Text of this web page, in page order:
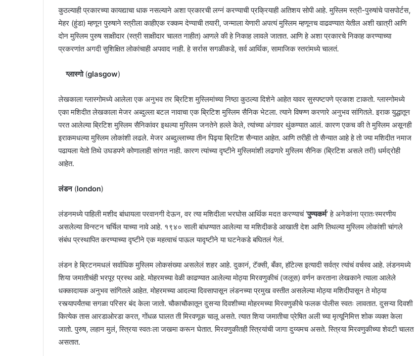
कुठल्याही प्रकारच्या कायद्याचा धाक नसल्याने अशा प्रकारची लग्नं करण्याची प्रक्रियाही अतिशय सोपी आहे. मुस्लिम स्त्री-पुरुषांचे पासपोर्टस,
मेहर (हुंडा) म्हणून पुरुषाने स्त्रीला काहीएक रक्कम देण्याची तयारी, जन्माला येणारी अपत्यं मुस्लिम म्हणूनच वाढवण्यात येतील अशी खात्री आणि
दोन मुस्लिम पुरुष साक्षीदार (स्त्री साक्षीदार चालत नाहीत) आणले की हे निकाह लावले जातात. आणि हे अशा प्रकारचे निकाह करण्याच्या
प्रकरणांत अगदी सुशिक्षित लोकांचाही अपवाद नाही. हे सर्रास सगळीकडे, सर्व आर्थिक, सामाजिक स्तरांमध्ये चालतं.
ग्लास्गो(glasgow)
लेखकाला ग्लास्गोमध्ये आलेला एक अनुभव तर ब्रिटिश मुस्लिमांच्या निष्ठा कुठल्या दिशेने आहेत यावर सुस्पष्टपणे प्रकाश टाकतो. ग्लास्गोमध्ये
एका मशिदीत लेखकाला मेजर अब्दुल्ला बटल नावाचा एक ब्रिटिश मुस्लिम सैनिक भेटला. त्याने विषण्ण करणारे अनुभव सांगितले. इराक युद्धातून
परत आलेल्या ब्रिटिश मुस्लिम सैनिकांवर इथल्या मुस्लिम जनतेने हल्ले केले, त्यांच्या अंगावर थुंकण्यात आलं. कारण एकच की ते मुस्लिम असूनही
इराकमधल्या मुस्लिम लोकांशी लढले. मेजर अब्दुल्लाच्या तीन पिढ्या ब्रिटिश सैन्यात आहेत. आणि तरीही तो सैन्यात आहे हे तो ज्या मशिदीत नमाज
पढायला येतो तिथे उघडपणे कोणालाही सांगत नाही. कारण त्यांच्या दृष्टीने मुस्लिमांशी लढणारे मुस्लिम सैनिक (ब्रिटिश असले तरी) धर्मद्रोही
आहेत.
लंडन(london)
लंडनमध्ये पाहिली मशीद बांधायला परवानगी देऊन, वर त्या मशिदीला भरघोस आर्थिक मदत करण्याचं ‘पुण्यकर्म‘ हे अनेकांना प्रातःस्मरणीय
असलेल्या विन्स्टन चर्चिल याच्या नावे आहे. १९४० साली बांधण्यात आलेल्या या मशिदीकडे आखाती देश आणि तिथल्या मुस्लिम लोकांशी चांगले
संबंध प्रस्थापित करण्याच्या दृष्टीने एक महत्वाचं पाऊल यादृष्टीने या घटनेकडे बघितलं गेलं.
लंडन हे ब्रिटनमधलं सर्वाधिक मुस्लिम लोकसंख्या असलेलं शहर आहे. दुकानं, टॅक्सी, बँका, हॉटेल्स इत्यादी सर्वत्र त्यांचं वर्चस्व आहे. लंडनमध्ये
शिया जमातीचंही भरपूर प्रस्थ आहे. मोहरमच्या वेळी काढण्यात आलेल्या मोठ्या मिरवणुकीचं (जलूस) वर्णन करताना लेखकाने त्याला आलेले
धक्कादायक अनुभव सांगितले आहेत. मोहरमच्या आदल्या दिवसापासून लंडनच्या प्रमुख वस्तीत असलेल्या मोठ्या मशिदीपासून ते मोठ्या
रस्त्यापर्यंतचा सगळा परिसर बंद केला जातो. चौकाचौकातून दुसऱ्या दिवशीच्या मोहरमच्या मिरवणुकीचे फलक पोलीस स्वतः लावतात. दुसऱ्या दिवशी
कित्येक तास आरडाओरडा करत, गोंधळ घालत ती मिरवणूक चालू असते. त्यात शिया जमातीचा प्रेषित अली च्या मृत्यूनिमित्त शोक व्यक्त केला
जातो. पुरुष, लहान मुलं, स्त्रिया स्वतःला जखमा करून घेतात. मिरवणुकीतही स्त्रियांची जागा दुय्यमच असते. स्त्रिया मिरवणुकीच्या शेवटी चालत
असतात.